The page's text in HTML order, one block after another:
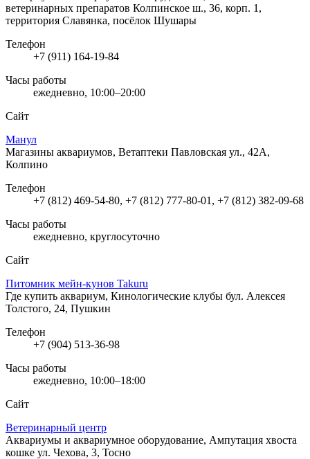
ветеринарных препаратов Колпинское ш., 36, корп. 1,
территория Славянка, посёлок Шушары
Телефон
+7 (911) 164-19-84
Часы работы
ежедневно, 10:00–20:00
Сайт
Манул
Магазины аквариумов, Ветаптеки Павловская ул., 42А,
Колпино
Телефон
+7 (812) 469-54-80, +7 (812) 777-80-01, +7 (812) 382-09-68
Часы работы
ежедневно, круглосуточно
Сайт
Питомник мейн-кунов Takuru
Где купить аквариум, Кинологические клубы бул. Алексея
Толстого, 24, Пушкин
Телефон
+7 (904) 513-36-98
Часы работы
ежедневно, 10:00–18:00
Сайт
Ветеринарный центр
Аквариумы и аквариумное оборудование, Ампутация хвоста
кошке ул. Чехова, 3, Тосно